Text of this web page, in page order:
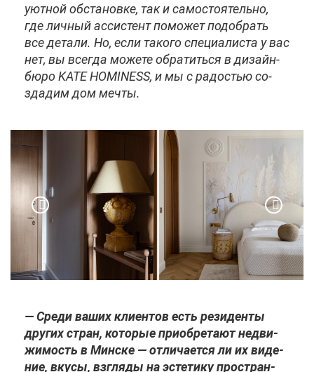
уют­ной об­ста­нов­ке, так и са­мо­сто­я­тель­но,
где лич­ный ас­си­стент по­мо­жет по­до­брать
все де­та­ли. Но, ес­ли та­ко­го спе­ци­а­ли­ста у вас
нет, вы все­гда мо­же­те об­ра­тить­ся в ди­зайн-
бю­ро KATE HOMINESS, и мы с ра­до­стью со­
зда­дим дом меч­ты.
— Сре­ди ва­ших кли­ен­тов есть ре­зи­ден­ты
дру­гих стран, ко­то­рые при­об­ре­та­ют недви­
жи­мость в Мин­ске — от­ли­ча­ет­ся ли их ви­де­
ние, вку­сы, взгля­ды на эс­те­ти­ку про­стран­